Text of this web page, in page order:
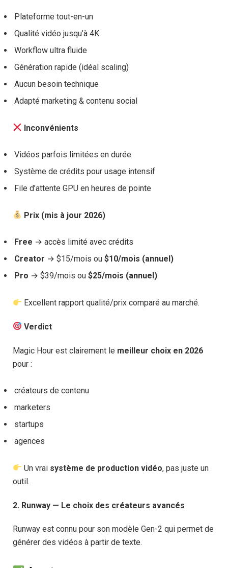
Plateforme tout-en-un
Qualité vidéo jusqu’à 4K
Workflow ultra fluide
Génération rapide (idéal scaling)
Aucun besoin technique
Adapté marketing & contenu social
Inconvénients
Vidéos parfois limitées en durée
Système de crédits pour usage intensif
File d’attente GPU en heures de pointe
Prix (mis à jour 2026)
Free → accès limité avec crédits
Creator → $15/mois ou $10/mois (annuel)
Pro → $39/mois ou $25/mois (annuel)
Excellent rapport qualité/prix comparé au marché.
Verdict
Magic Hour est clairement le meilleur choix en 2026
pour :
créateurs de contenu
marketers
startups
agences
Un vrai système de production vidéo, pas juste un
outil.
2. Runway — Le choix des créateurs avancés
Runway est connu pour son modèle Gen-2 qui permet de
générer des vidéos à partir de texte.